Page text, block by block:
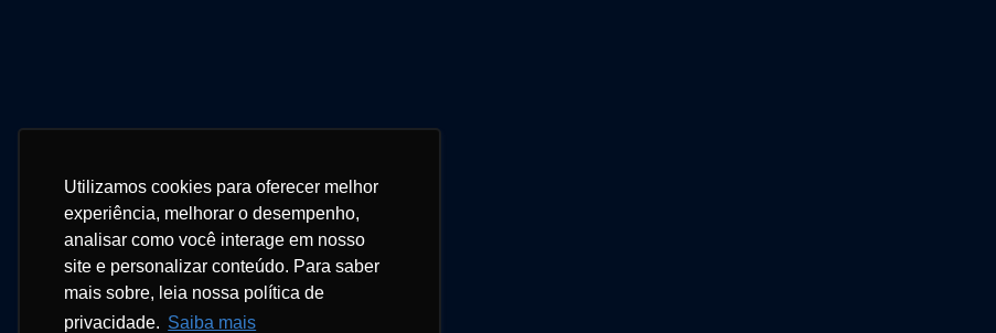
Utilizamos cookies para oferecer melhor
experiência, melhorar o desempenho,
analisar como você interage em nosso
site e personalizar conteúdo. Para saber
mais sobre, leia nossa política de
privacidade. Saiba mais